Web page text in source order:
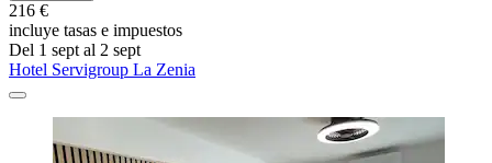
216 €
incluye tasas e impuestos
Del 1 sept al 2 sept
Hotel Servigroup La Zenia